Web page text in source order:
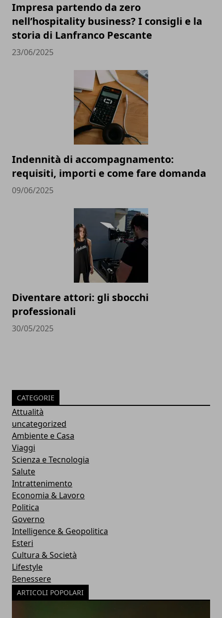
Impresa partendo da zero
nell’hospitality business? I consigli e la
storia di Lanfranco Pescante
23/06/2025
Indennità di accompagnamento:
requisiti, importi e come fare domanda
09/06/2025
Diventare attori: gli sbocchi
professionali
30/05/2025
CATEGORIE
Attualità
uncategorized
Ambiente e Casa
Viaggi
Scienza e Tecnologia
Salute
Intrattenimento
Economia & Lavoro
Politica
Governo
Intelligence & Geopolitica
Esteri
Cultura & Società
Lifestyle
Benessere
ARTICOLI POPOLARI